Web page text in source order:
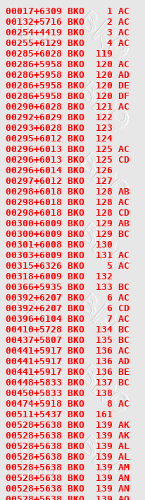
00017+6309 BKO    1 AC
00132+5716 BKO    2 AC
00254+4419 BKO    3 AC
00255+6129 BKO    4 AC
00285+6028 BKO  119
00286+5958 BKO  120 AC
00286+5958 BKO  120
00286+5958 BKO  120
00286+5958 BKO  120
00290+6028 BKO  121 AC
00292+6029 BKO  122
00293+6028 BKO  123
00295+6012 BKO  124
00296+6013 BKO  125 AC
00296+6013 BKO  125
00296+6014 BKO  126
00297+6012 BKO  127
00298+6018 BKO  128 AB
00298+6018 BKO  128
00298+6018 BKO  128
00300+6009 BKO  129 AB
00300+6009 BKO  129
00301+6008 BKO  130
00303+6009 BKO  131 AC
00315+6326 BKO    5 AC
00318+6009 BKO  132
00366+5935 BKO  133 BC
00392+6207 BKO    6 AC
00392+6207 BKO    6
00396+6104 BKO    7 AC
00410+5728 BKO  134 BC
00437+5807 BKO  135 BC
00441+5917 BKO  136 AC
00441+5917 BKO  136
00441+5917 BKO  136
00448+5833 BKO  137 BC
00450+5833 BKO  138
00474+5918 BKO    8 AC
00511+5437 BKO  161
00528+5638 BKO  139 AK
00528+5638 BKO  139
00528+5638 BKO  139
00528+5638 BKO  139
00528+5638 BKO  139
00528+5638 BKO  139
00528+5638 BKO  139